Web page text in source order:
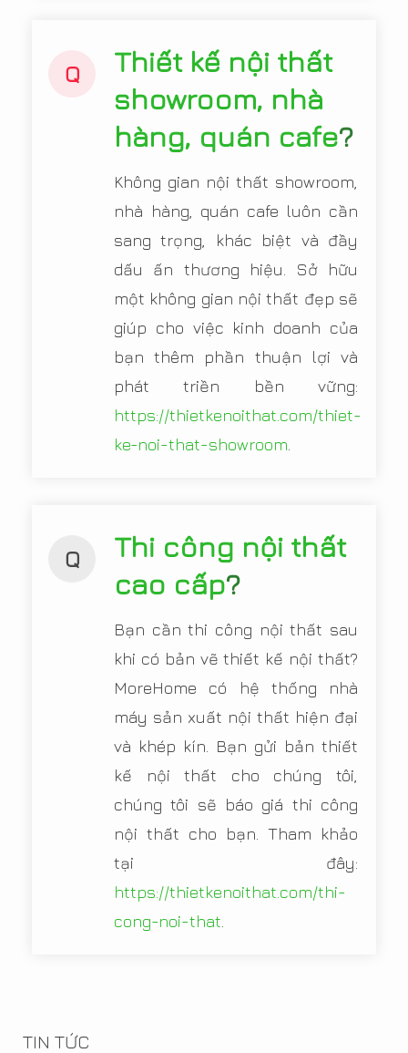
Q
Thiết kế nội thất
showroom, nhà
hàng, quán cafe?
Không gian nội thất showroom,
nhà hàng, quán cafe luôn cần
sang trọng, khác biệt và đầy
dấu ấn thương hiệu. Sở hữu
một không gian nội thất đẹp sẽ
giúp cho việc kinh doanh của
bạn thêm phần thuận lợi và
phát triền bền vững:
https://thietkenoithat.com/thiet-
ke-noi-that-showroom
Q
Thi công nội thất
cao cấp?
Bạn cần thi công nội thất sau
khi có bản vẽ thiết kế nội thất?
MoreHome có hệ thống nhà
máy sản xuất nội thất hiện đại
và khép kín. Bạn gửi bản thiết
kế nội thất cho chúng tôi,
chúng tôi sẽ báo giá thi công
nội thất cho bạn. Tham khảo
tại đây:
https://thietkenoithat.com/thi-
cong-noi-that
TIN TỨC